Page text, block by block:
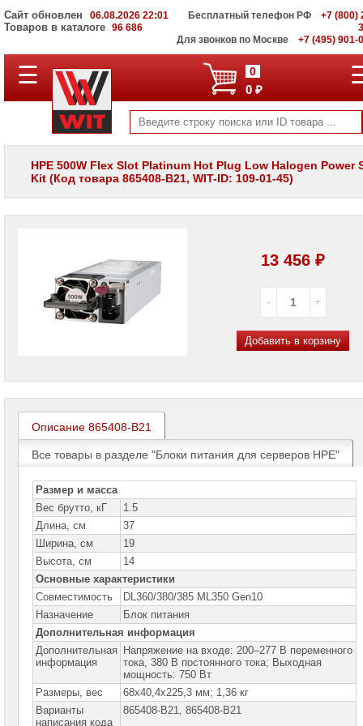
Сайт обновлен 06.08.2026 22:01
Товаров в каталоге 96 686
Бесплатный телефон РФ
+7 (800)
Для звонков по Москве
+7 (495) 901-
ПОЛНЫЙ
КАТАЛОГ
Корпоративные
серверы
WIT
Системы
хранения
панели
Ноутбуки
Brand
Name
Моноблоки
Компьютеры
Brand
Name
Принтеры
плоттеры
МФУ
Серверы
Brand
Name
Серверы
Серверы
DELL
☰ 0
0 ₽
HPE 500W Flex Slot Platinum Hot Plug Low Halogen Power
Kit (Код товара 865408-B21, WIT-ID: 109-01-45)
13 456 ₽
Добавить в корзину
Описание 865408-B21
Все товары в разделе "Блоки питания для серверов HPE"
Размер и масса
Вес брутто, кГ
1.5
Длина, см
37
Ширина, см
19
Высота, см
14
Основные характеристики
Совместимость
DL360/380/385 ML350 Gen10
Назначение
Блок питания
Дополнительная информация
Дополнительная
информация
Напряжение на входе: 200–277 В переменного
тока, 380 В постоянного тока; Выходная
мощность: 750 Вт
Размеры, вес
68x40,4x225,3 мм; 1,36 кг
Варианты
написания кода
865408-B21, 865408-B21